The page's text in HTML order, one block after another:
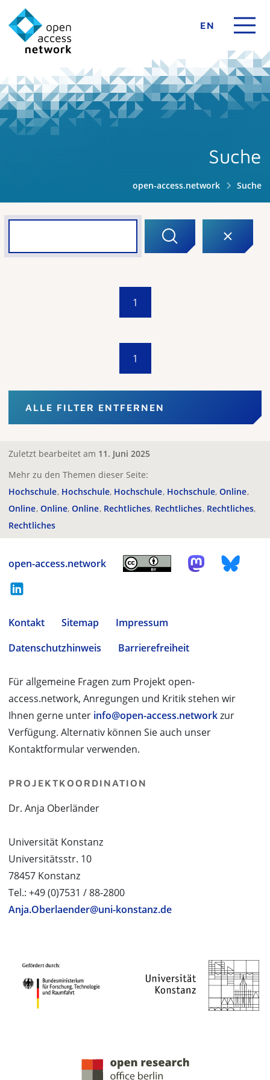
EN
Suche
open-access.network Suche
1
1
ALLE FILTER ENTFERNEN
Zuletzt bearbeitet am 11. Juni 2025
Mehr zu den Themen dieser Seite:
Hochschule Hochschule Hochschule Hochschule Online
Online Online Online Rechtliches Rechtliches Rechtliches
Rechtliches
open-access.network
Kontakt Sitemap
Impressum
Datenschutzhinweis
Barrierefreiheit
Für allgemeine Fragen zum Projekt open-
access.network, Anregungen und Kritik stehen wir
Ihnen gerne unter info@open-access.networkzur
Verfügung. Alternativ können Sie auch unser
Kontaktformular verwenden.
PROJEKTKOORDINATION
Dr. Anja Oberländer
Universität Konstanz
Universitätsstr. 10
78457 Konstanz
Tel.: +49 (0)7531 / 88-2800
Anja.Oberlaender@uni-konstanz.de